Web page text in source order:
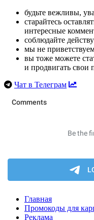
будьте вежливы,
старайтесь
интересные
соблюдайте
мы не
вы тоже можете
и продвигать свои
Чат в Телеграм
Главная
Промокоды для
Реклама